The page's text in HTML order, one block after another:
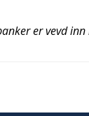
er vevd inn